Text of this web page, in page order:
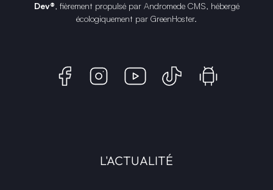
Dev®, fièrement propulsé par Andromede CMS, hébergé
écologiquement par GreenHoster.
L'ACTUALITÉ